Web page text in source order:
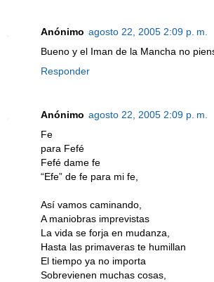
Anónimo agosto 22, 2005 2:09 p. m.
Bueno y el Iman de la Mancha no
Responder
Anónimo agosto 22, 2005 2:09 p. m.
Fe
para Fefé
Fefé dame fe
“Efe” de fe para mi fe,
Así vamos caminando,
A maniobras imprevistas
La vida se forja en mudanza,
Hasta las primaveras te humillan
El tiempo ya no importa
Sobrevienen muchas cosas,